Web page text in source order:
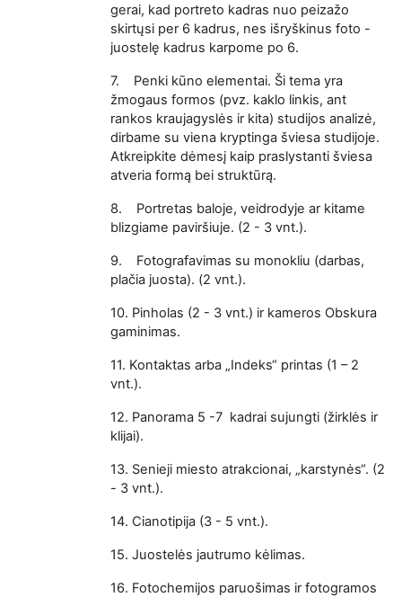
gerai, kad portreto kadras nuo peizažo
skirtųsi per 6 kadrus, nes išryškinus foto -
juostelę kadrus karpome po 6.
7. Penki kūno elementai. Ši tema yra
žmogaus formos (pvz. kaklo linkis, ant
rankos kraujagyslės ir kita) studijos analizė,
dirbame su viena kryptinga šviesa studijoje.
Atkreipkite dėmesį kaip praslystanti šviesa
atveria formą bei struktūrą.
8. Portretas baloje, veidrodyje ar kitame
blizgiame paviršiuje. (2 - 3 vnt.).
9. Fotografavimas su monokliu (darbas,
plačia juosta). (2 vnt.).
10. Pinholas (2 - 3 vnt.) ir kameros Obskura
gaminimas.
11. Kontaktas arba „Indeks“ printas (1 – 2
vnt.).
12. Panorama 5 -7 kadrai sujungti (žirklės ir
klijai).
13. Senieji miesto atrakcionai, „karstynės“. (2
- 3 vnt.).
14. Cianotipija (3 - 5 vnt.).
15. Juostelės jautrumo kėlimas.
16. Fotochemijos paruošimas ir fotogramos